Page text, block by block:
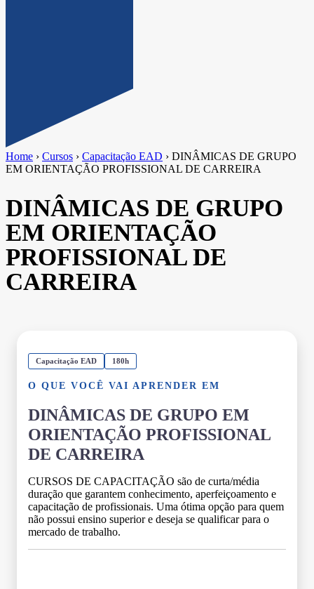
Home › Cursos › Capacitação EAD › DINÂMICAS DE GRUPO
EM ORIENTAÇÃO PROFISSIONAL DE CARREIRA
DINÂMICAS DE GRUPO
EM ORIENTAÇÃO
PROFISSIONAL DE
CARREIRA
Capacitação EAD 180h
O QUE VOCÊ VAI APRENDER EM
DINÂMICAS DE GRUPO EM
ORIENTAÇÃO PROFISSIONAL
DE CARREIRA
CURSOS DE CAPACITAÇÃO são de curta/média
duração que garantem conhecimento, aperfeiçoamento e
capacitação de profissionais. Uma ótima opção para quem
não possui ensino superior e deseja se qualificar para o
mercado de trabalho.